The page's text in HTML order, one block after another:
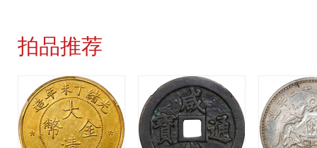
拍品推荐